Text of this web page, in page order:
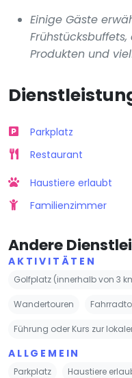
Einige Gäste
Produkten und
Parkplatz
Restaurant
Haustiere erlaubt
Familienzimmer
Andere
AKTIVITÄTEN
Golfplatz (innerhalb von 3
Wandertouren
Führung oder Kurs zur
ALLGEMEIN
Parkplatz Haustiere